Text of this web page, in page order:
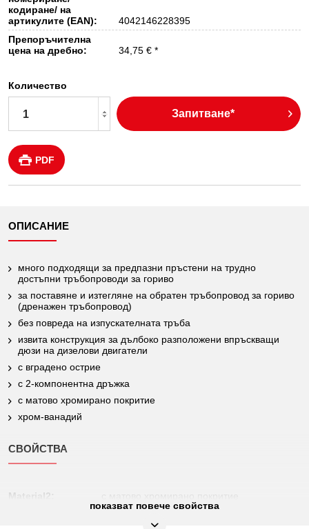
кодиране/ на
артикулите (EAN):
4042146228395
Препоръчителна
цена на дребно:
34,75 € *
Количество
Запитване*
PDF
ОПИСАНИЕ
много подходящи за предпазни пръстени на трудно
достъпни тръбопроводи за гориво
за поставяне и изтегляне на обратен тръбопровод за гориво
(дренажен тръбопровод)
без повреда на изпускателната тръба
извита конструкция за дълбоко разположени впръскващи
дюзи на дизелови двигатели
с вградено острие
с 2-компонентна дръжка
с матово хромирано покритие
хром-ванадий
СВОЙСТВА
Material2:
показват повече свойства